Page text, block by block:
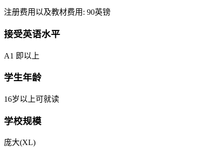
注册费用以及教材费用: 90英镑
接受英语水平
A1 即以上
学生年龄
16岁以上可就读
学校规模
庞大(XL)